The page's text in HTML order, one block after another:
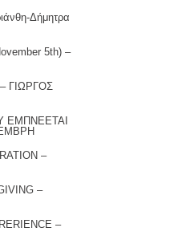
Δήμητρα
5th) –
ΓΙΩΡΓΟΣ
ΕΜΠΝΕΕΤΑΙ
–
–
–